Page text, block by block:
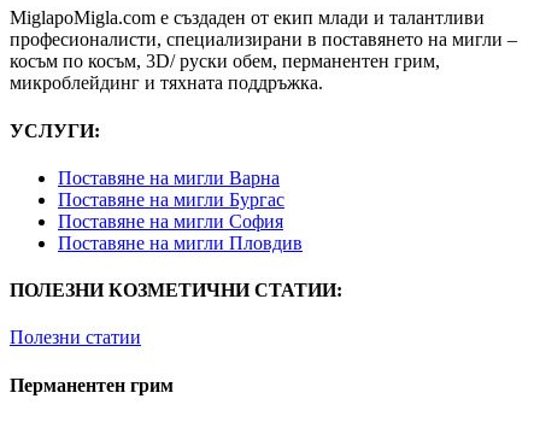
MiglapoMigla.com е създаден от екип млади и талантливи
професионалисти, специализирани в поставянето на мигли –
косъм по косъм, 3D/ руски обем, перманентен грим,
микроблейдинг и тяхната поддръжка.
УСЛУГИ:
Поставяне на мигли Варна
Поставяне на мигли Бургас
Поставяне на мигли София
Поставяне на мигли Пловдив
ПОЛЕЗНИ КОЗМЕТИЧНИ СТАТИИ:
Полезни статии
Перманентен грим